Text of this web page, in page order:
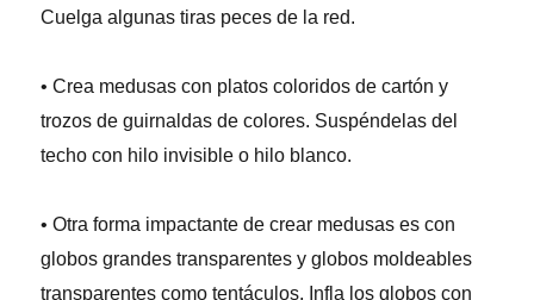
Cuelga algunas tiras peces de la red.
• Crea medusas con platos coloridos de cartón y
trozos de guirnaldas de colores. Suspéndelas del
techo con hilo invisible o hilo blanco.
• Otra forma impactante de crear medusas es con
globos grandes transparentes y globos moldeables
transparentes como tentáculos. Infla los globos con